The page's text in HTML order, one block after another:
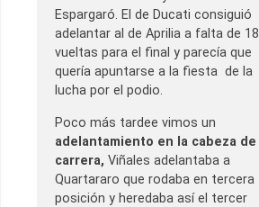
Espargaró. El de Ducati consiguió
adelantar al de Aprilia a falta de 18
vueltas para el final y parecía que
quería apuntarse a la fiesta de la
lucha por el podio.
Poco más tardee vimos un
adelantamiento en la cabeza de
carrera, Viñales adelantaba a
Quartararo que rodaba en tercera
posición y heredaba así el tercer